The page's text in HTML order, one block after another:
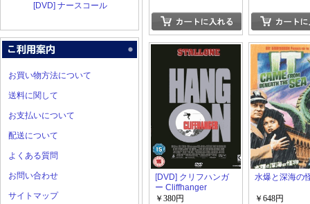
[DVD] ナースコール
お買い物方法について
送料に関して
お支払いについて
配送について
よくある質問
お問い合わせ
サイトマップ
[DVD] クリフハンガ
ー Cliffhanger
￥380円
水爆と深海の
￥648円